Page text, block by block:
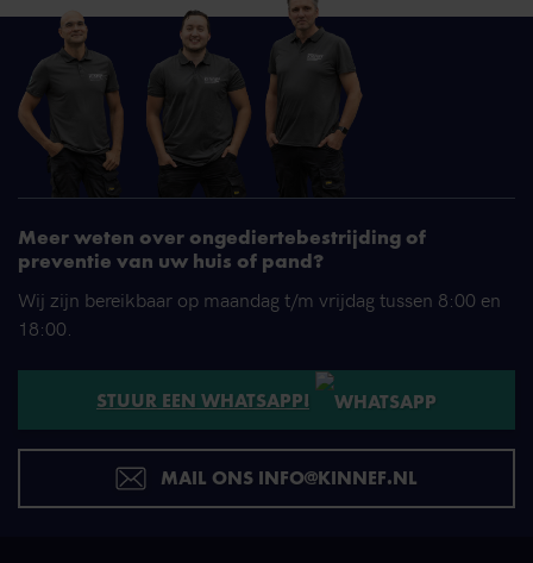
Meer weten over ongediertebestrijding of
preventie van uw huis of pand?
Wij zijn bereikbaar op maandag t/m vrijdag tussen 8:00 en
18:00.
STUUR EEN WHATSAPP!
MAIL ONS INFO@KINNEF.NL